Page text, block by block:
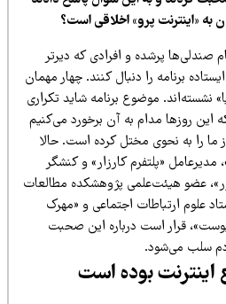
پرو» اخلاقی است؟
پرشده و افرادی که دیرتر
برنامه را دنبال کنند. چهار مهمان
موضوع برنامه شاید تکراری
روزها مدام به آن برخورد می‌کنیم
به نحوی مختل کرده است. حالا
«پلتفرم کارزار» و کنشگر
هیئت‌علمی پژوهشکده مطالعات
ارتباطات اجتماعی و «مهرک
قرار است درباره این صحبت
می‌شود.
بوده است